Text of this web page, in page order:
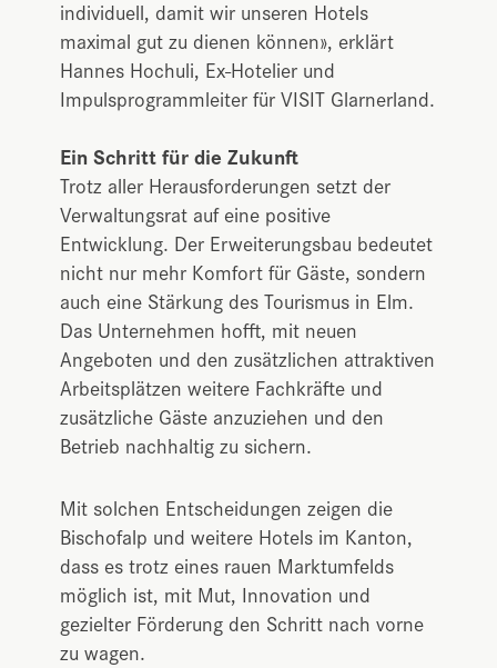
individuell, damit wir unseren Hotels
maximal gut zu dienen können», erklärt
Hannes Hochuli, Ex-Hotelier und
Impulsprogrammleiter für VISIT Glarnerland.
Ein Schritt für die Zukunft
Trotz aller Herausforderungen setzt der
Verwaltungsrat auf eine positive
Entwicklung. Der Erweiterungsbau bedeutet
nicht nur mehr Komfort für Gäste, sondern
auch eine Stärkung des Tourismus in Elm.
Das Unternehmen hofft, mit neuen
Angeboten und den zusätzlichen attraktiven
Arbeitsplätzen weitere Fachkräfte und
zusätzliche Gäste anzuziehen und den
Betrieb nachhaltig zu sichern.
Mit solchen Entscheidungen zeigen die
Bischofalp und weitere Hotels im Kanton,
dass es trotz eines rauen Marktumfelds
möglich ist, mit Mut, Innovation und
gezielter Förderung den Schritt nach vorne
zu wagen.